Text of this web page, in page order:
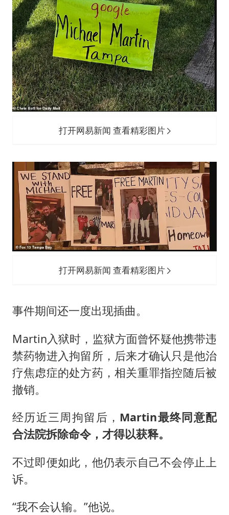
打开网易新闻 查看精彩图片
打开网易新闻 查看精彩图片
事件期间还一度出现插曲。
Martin入狱时，监狱方面曾怀疑他携带违
禁药物进入拘留所，后来才确认只是他治
疗焦虑症的处方药，相关重罪指控随后被
撤销。
经历近三周拘留后， Martin最终同意配
合法院拆除命令，才得以获释。
不过即便如此，他仍表示自己不会停止上
诉。
“我不会认输。”他说。